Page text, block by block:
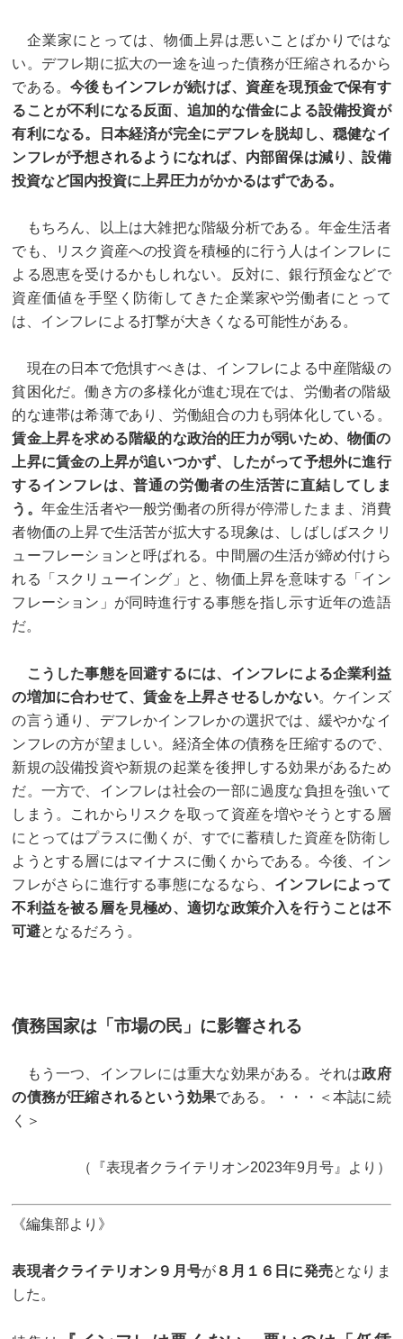
企業家にとっては、物価上昇は悪いことばかりではな
い。デフレ期に拡大の一途を辿った債務が圧縮されるから
である。今後もインフレが続けば、資産を現預金で保有す
ることが不利になる反面、追加的な借金による設備投資が
有利になる。日本経済が完全にデフレを脱却し、穏健なイ
ンフレが予想されるようになれば、内部留保は減り、設備
投資など国内投資に上昇圧力がかかるはずである。
もちろん、以上は大雑把な階級分析である。年金生活者
でも、リスク資産への投資を積極的に行う人はインフレに
よる恩恵を受けるかもしれない。反対に、銀行預金などで
資産価値を手堅く防衛してきた企業家や労働者にとって
は、インフレによる打撃が大きくなる可能性がある。
現在の日本で危惧すべきは、インフレによる中産階級の
貧困化だ。働き方の多様化が進む現在では、労働者の階級
的な連帯は希薄であり、労働組合の力も弱体化している。
賃金上昇を求める階級的な政治的圧力が弱いため、物価の
上昇に賃金の上昇が追いつかず、したがって予想外に進行
するインフレは、普通の労働者の生活苦に直結してしま
う。 年金生活者や一般労働者の所得が停滞したまま、消費
者物価の上昇で生活苦が拡大する現象は、しばしばスクリ
ューフレーションと呼ばれる。中間層の生活が締め付けら
れる「スクリューイング」と、物価上昇を意味する「イン
フレーション」が同時進行する事態を指し示す近年の造語
だ。
こうした事態を回避するには、インフレによる企業利益
の増加に合わせて、賃金を上昇させるしかない。ケインズ
の言う通り、デフレかインフレかの選択では、緩やかなイ
ンフレの方が望ましい。経済全体の債務を圧縮するので、
新規の設備投資や新規の起業を後押しする効果があるため
だ。一方で、インフレは社会の一部に過度な負担を強いて
しまう。これからリスクを取って資産を増やそうとする層
にとってはプラスに働くが、すでに蓄積した資産を防衛し
ようとする層にはマイナスに働くからである。今後、イン
フレがさらに進行する事態になるなら、 インフレによって
不利益を被る層を見極め、適切な政策介入を行うことは不
可避となるだろう。
債務国家は「市場の民」に影響される
もう一つ、インフレには重大な効果がある。それは政府
の債務が圧縮されるという効果である。・・・＜本誌に続
く＞
（『表現者クライテリオン2023年9月号』より）
《編集部より》
表現者クライテリオン９月号が８月１６日に発売となりま
した。